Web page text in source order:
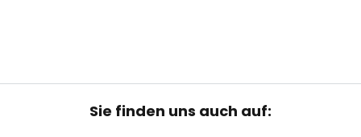
Sie finden uns auch auf: